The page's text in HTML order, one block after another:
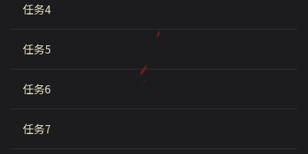
任务4
任务5
任务6
任务7